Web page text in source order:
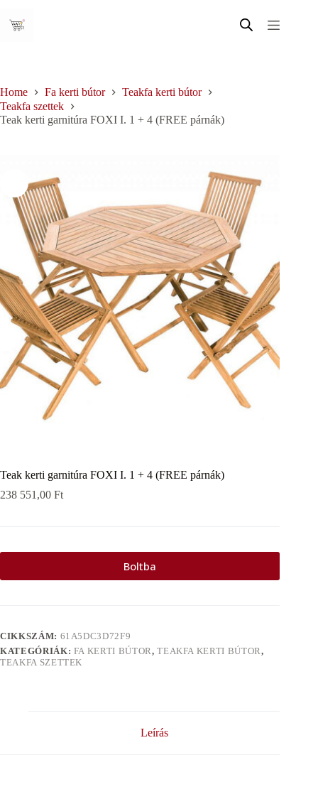
content
Home Fa kerti bútor
Teakfa kerti bútor
Teakfa szettek
Teak kerti garnitúra FOXI I. 1 + 4 (FREE párnák)
Teak kerti garnitúra FOXI I. 1 + 4 (FREE párnák)
238 551,00 Ft
Boltba
CIKKSZÁM: 61A5DC3D72F9
KATEGÓRIÁK: FA KERTI BÚTOR,TEAKFA KERTI BÚTOR,
TEAKFA SZETTEK
Leírás